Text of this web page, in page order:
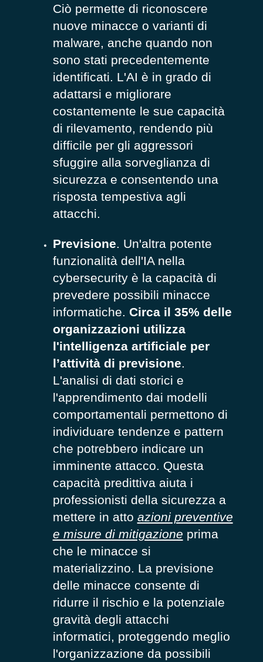
Ciò permette di riconoscere
nuove minacce o varianti di
malware, anche quando non
sono stati precedentemente
identificati. L'AI è in grado di
adattarsi e migliorare
costantemente le sue capacità
di rilevamento, rendendo più
difficile per gli aggressori
sfuggire alla sorveglianza di
sicurezza e consentendo una
risposta tempestiva agli
attacchi.
Previsione. Un'altra potente
funzionalità dell'IA nella
cybersecurity è la capacità di
prevedere possibili minacce
informatiche. Circa il 35% delle
organizzazioni utilizza
l'intelligenza artificiale per
l’attività di previsione.
L'analisi di dati storici e
l'apprendimento dai modelli
comportamentali permettono di
individuare tendenze e pattern
che potrebbero indicare un
imminente attacco. Questa
capacità predittiva aiuta i
professionisti della sicurezza a
mettere in atto azioni preventive
e misure di mitigazione prima
che le minacce si
materializzino. La previsione
delle minacce consente di
ridurre il rischio e la potenziale
gravità degli attacchi
informatici, proteggendo meglio
l'organizzazione da possibili